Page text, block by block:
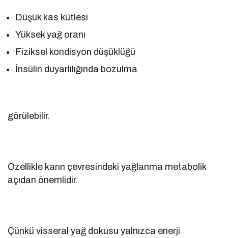
Düşük kas kütlesi
Yüksek yağ oranı
Fiziksel kondisyon düşüklüğü
İnsülin duyarlılığında bozulma
görülebilir.
Özellikle karın çevresindeki yağlanma metabolik
açıdan önemlidir.
Çünkü visseral yağ dokusu yalnızca enerji